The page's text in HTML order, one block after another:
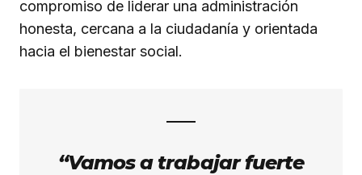
compromiso de liderar una administración
honesta, cercana a la ciudadanía y orientada
hacia el bienestar social.
“Vamos a trabajar fuerte